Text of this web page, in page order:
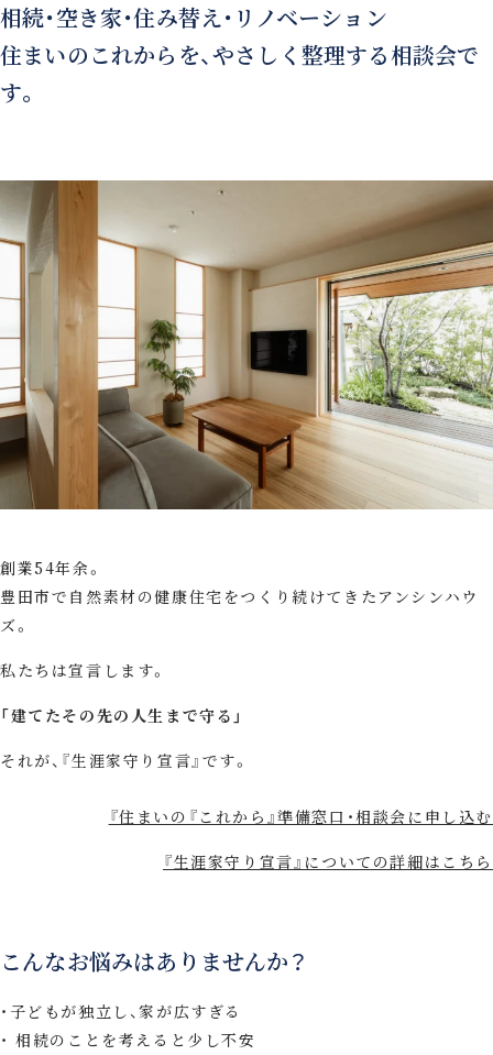
相続・空き家・住み替え・リノベーション
住まいのこれからを、やさしく整理する相談会で
す。
創業54年余。
豊田市で自然素材の健康住宅をつくり続けてきたアンシンハウ
ズ。
私たちは宣言します。
「建てたその先の人生まで守る」
それが、『生涯家守り宣言』です。
『住まいの『これから』準備窓口・相談会に申し込む
『生涯家守り宣言』についての詳細はこちら
こんなお悩みはありませんか？
子どもが独立し、家が広すぎる
相続のことを考えると少し不安